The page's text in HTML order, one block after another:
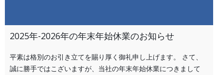
2025年-2026年の年末年始休業のお知らせ
平素は格別のお引き立てを賜り厚く御礼申し上げます。 さて、
誠に勝手ではこざいますが、当社の年末年始休業につきまして